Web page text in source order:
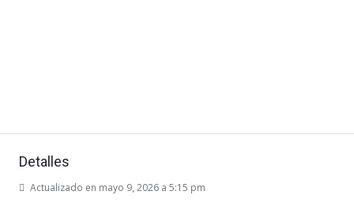
Detalles
Actualizado en mayo 9, 2026 a 5:15 pm